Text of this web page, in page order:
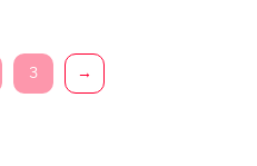
3 →